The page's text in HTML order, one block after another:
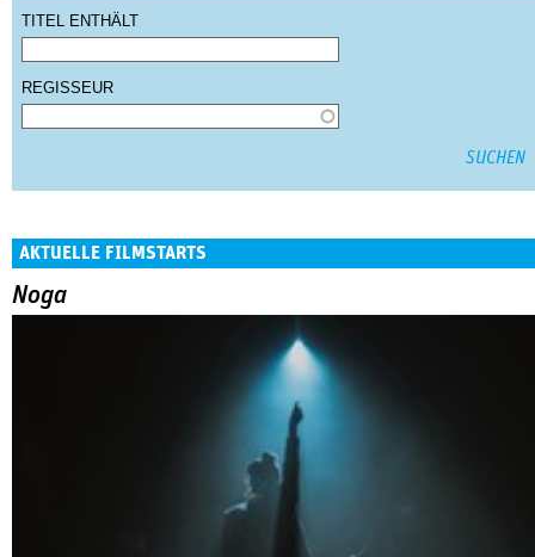
TITEL ENTHÄLT
REGISSEUR
AKTUELLE FILMSTARTS
Noga